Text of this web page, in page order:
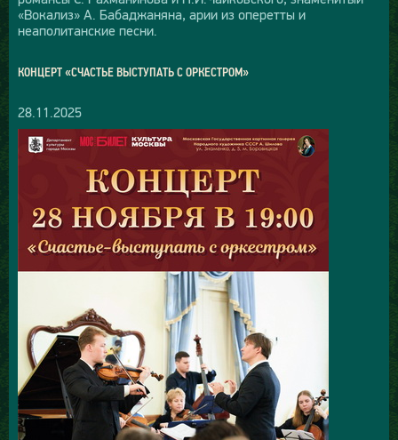
«Вокализ» А. Бабаджаняна, арии из оперетты и
неаполитанские песни.
КОНЦЕРТ «СЧАСТЬЕ ВЫСТУПАТЬ С ОРКЕСТРОМ»
28.11.2025